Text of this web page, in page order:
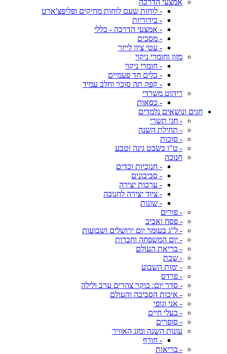
אמצעי הדרכה
- לוחות שעם לוחות מחיקים ופליפצ'ארט
- בידוריות
- אמצעי הדרכה - כללי
- מסכים
- עטי ציון לייזר
מזון וחומרי ניקוי
- חומרי ניקוי
- כלים חד פעמיים
- קפה תה סוכר וחלב עמיד
ריהוט משרדי
- כסאות
חגים ונושאים נלמדים
- חגי תשרי
- תחילת השנה
- סוכות
- ט"ו בשבט גינה וטבע
חנוכה
- חנוכיות וכדים
- סביבונים
- ערכות יצירה
- ציוד יצירה לחנוכה
- שונות
- פורים
- פסח ואביב
- ל"ג בעומר יום ירושלים ושבועות
- יום המשפחה וחברות
- בריאת העולם
- שבת
- ימות השבוע
- פרדס
- סדר יום: בוקר צהרים ערב ולילה
- איכות הסביבה והעולם
- אני וגופי
- בעלי חיים
- סופרים
עונות השנה ומזג האוויר
- חורף
- בריאות